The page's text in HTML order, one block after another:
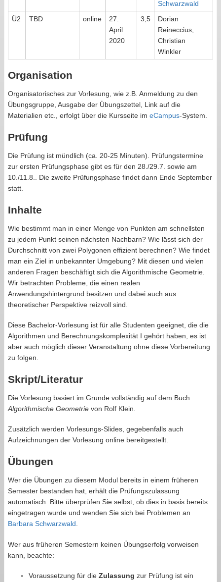
Schwarzwald
Ü2
TBD online
27.
April
2020
3,5
Dorian
Reineccius,
Christian
Winkler
Organisation
Organisatorisches zur Vorlesung, wie z.B. Anmeldung zu den
Übungsgruppe, Ausgabe der Übungszettel, Link auf die
Materialien etc., erfolgt über die Kursseite im eCampus-System.
Prüfung
Die Prüfung ist mündlich (ca. 20-25 Minuten). Prüfungstermine
zur ersten Prüfungsphase gibt es für den 28./29.7. sowie am
10./11.8.. Die zweite Prüfungsphase findet dann Ende September
statt.
Inhalte
Wie bestimmt man in einer Menge von Punkten am schnellsten
zu jedem Punkt seinen nächsten Nachbarn? Wie lässt sich der
Durchschnitt von zwei Polygonen effizient berechnen? Wie findet
man ein Ziel in unbekannter Umgebung? Mit diesen und vielen
anderen Fragen beschäftigt sich die Algorithmische Geometrie.
Wir betrachten Probleme, die einen realen
Anwendungshintergrund besitzen und dabei auch aus
theoretischer Perspektive reizvoll sind.
Diese Bachelor-Vorlesung ist für alle Studenten geeignet, die die
Algorithmen und Berechnungskomplexität I gehört haben, es ist
aber auch möglich dieser Veranstaltung ohne diese Vorbereitung
zu folgen.
Skript/Literatur
Die Vorlesung basiert im Grunde vollständig auf dem Buch
Algorithmische Geometrie von Rolf Klein.
Zusätzlich werden Vorlesungs-Slides, gegebenfalls auch
Aufzeichnungen der Vorlesung online bereitgestellt.
Übungen
Wer die Übungen zu diesem Modul bereits in einem früheren
Semester bestanden hat, erhält die Prüfungszulassung
automatisch. Bitte überprüfen Sie selbst, ob dies in basis bereits
eingetragen wurde und wenden Sie sich bei Problemen an
Barbara Schwarzwald
Wer aus früheren Semestern keinen Übungserfolg vorweisen
kann, beachte:
Voraussetzung für die Zulassung zur Prüfung ist ein